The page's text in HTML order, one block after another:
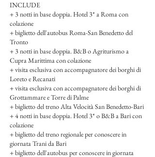
INCLUDE
+ 3 notti in base doppia. Hotel 3* a Roma con
colazione
+ biglietto dell'autobus Roma-San Benedetto del
Tronto
+ 3 notti in base doppia. B&B o Agriturismo a
Cupra Marittima con colazione
+ visita esclusiva con accompagnatore dei borghi di
Loreto e Recanati
+ visita esclusiva con accompagnatore dei borghi di
Grottammare e Torre di Palme
+ biglietto del treno Alta Velocità San Benedetto-Bari
+ 4 notti in base doppia. Hotel 3* o B&B a Bari con
colazione
+ biglietto del treno regionale per conoscere in
giornata Trani da Bari
+biglietto dell'autobus per conoscere in giornata